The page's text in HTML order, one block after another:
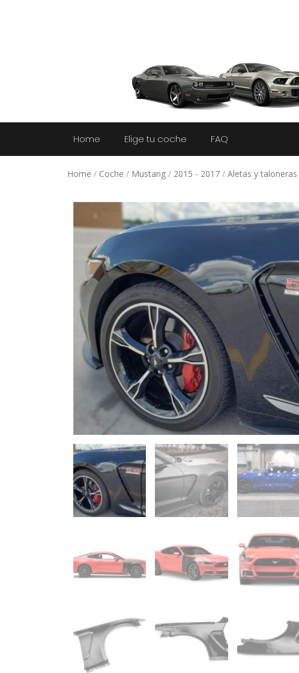
Home Elige tu coche FAQ
Home / Coche / Mustang / 2015 - 2017 / Aletas y taloneras